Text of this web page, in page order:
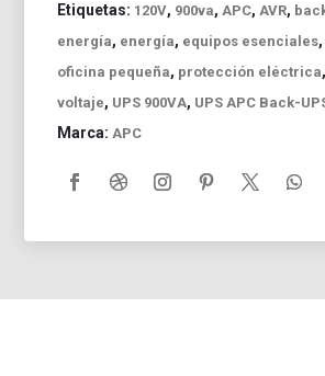
Etiquetas: 120V, 900va, APC, AVR,
energía, energía, equipos esenciales,
oficina pequeña, protección eléctrica,
voltaje, UPS 900VA, UPS APC Back-
Marca: APC